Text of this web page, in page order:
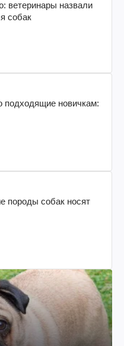
ветеринары назвали
собак
подходящие новичкам:
породы собак носят